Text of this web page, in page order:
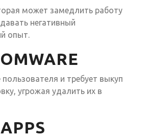
может замедлить работу
негативный
опыт.
и требует выкуп
угрожая удалить их в